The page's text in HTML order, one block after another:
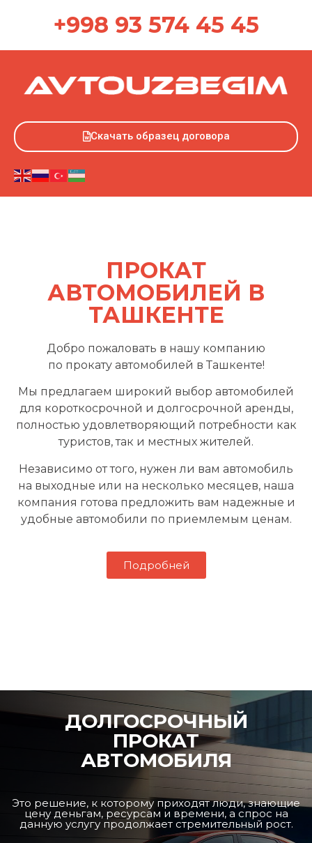
+998 93 574 45 45
Скачать образец договора
ПРОКАТ
АВТОМОБИЛЕЙ В
ТАШКЕНТЕ
Добро пожаловать в нашу компанию
по прокату автомобилей в Ташкенте!
Мы предлагаем широкий выбор автомобилей
для короткосрочной и долгосрочной аренды,
полностью удовлетворяющий потребности как
туристов, так и местных жителей.
Независимо от того, нужен ли вам автомобиль
на выходные или на несколько месяцев, наша
компания готова предложить вам надежные и
удобные автомобили по приемлемым ценам.
Подробней
ДОЛГОСРОЧНЫЙ
ПРОКАТ
АВТОМОБИЛЯ
Это решение, к которому приходят люди, знающие
цену деньгам, ресурсам и времени, а спрос на
данную услугу продолжает стремительный рост.